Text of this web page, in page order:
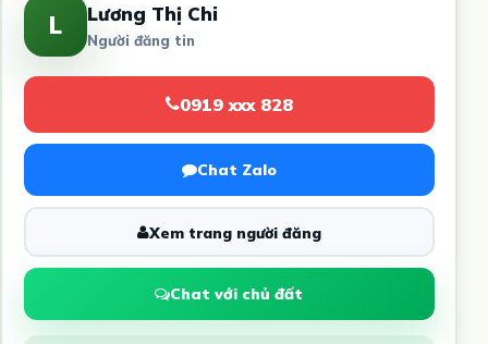
L Lương Thị Chi
Người đăng tin
0919 xxx 828
Chat Zalo
Xem trang người đăng
Chat với chủ đất